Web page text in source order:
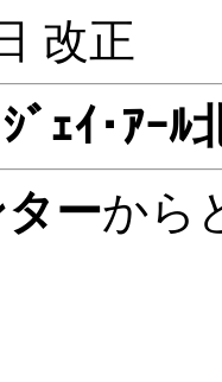
改正
ｼﾞｪｲ･ｱｰﾙ
ーから